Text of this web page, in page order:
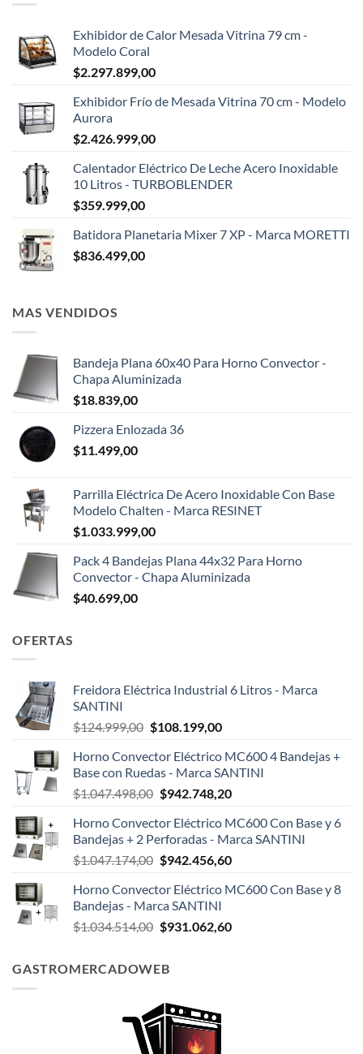
Exhibidor de Calor Mesada Vitrina 79 cm -
Modelo Coral
$2.297.899,00
Exhibidor Frío de Mesada Vitrina 70 cm - Modelo
Aurora
$2.426.999,00
Calentador Eléctrico De Leche Acero Inoxidable
10 Litros - TURBOBLENDER
$359.999,00
Batidora Planetaria Mixer 7 XP - Marca MORETTI
$836.499,00
MAS VENDIDOS
Bandeja Plana 60x40 Para Horno Convector -
Chapa Aluminizada
$18.839,00
Pizzera Enlozada 36
$11.499,00
Parrilla Eléctrica De Acero Inoxidable Con Base
Modelo Chalten - Marca RESINET
$1.033.999,00
Pack 4 Bandejas Plana 44x32 Para Horno
Convector - Chapa Aluminizada
$40.699,00
OFERTAS
Freidora Eléctrica Industrial 6 Litros - Marca
SANTINI
$124.999,00 El
original
era:
$124.999,00.
$108.199,00El
actual
es:
$108.199,00.
Horno Convector Eléctrico MC600 4 Bandejas +
Base con Ruedas - Marca SANTINI
$1.047.498,00 El
original
era:
$1.047.498,00.
$942.748,20El
actual
es:
$942.748,20.
Horno Convector Eléctrico MC600 Con Base y 6
Bandejas + 2 Perforadas - Marca SANTINI
$1.047.174,00 El
original
era:
$1.047.174,00.
$942.456,60El
actual
$942.456,60.
Horno Convector Eléctrico MC600 Con Base y 8
Bandejas - Marca SANTINI
$1.034.514,00 El
era:
$931.062,60El
GASTROMERCADOWEB